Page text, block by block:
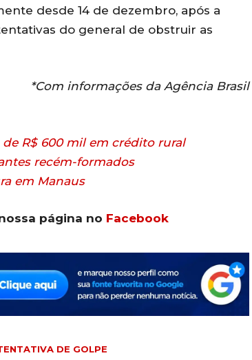
desde 14 de dezembro, após a
do general de obstruir as
*Com informações da Agência Brasil
R$ 600 mil em crédito rural
recém-formados
em Manaus
página no Facebook
DE GOLPE